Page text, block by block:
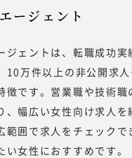
Nagaharu Okamoto
まれ、慶應義塾大学
都道府県を旅する過
したいという思いが
意。2012年、みら
、2017年に東証マ
証グロース）上場を
ージェント
ジェントは、転職成功
10万件以上の非公開求
徴です。営業職や技術
、幅広い女性向け求人
範囲で求人をチェック
い女性におすすめです。